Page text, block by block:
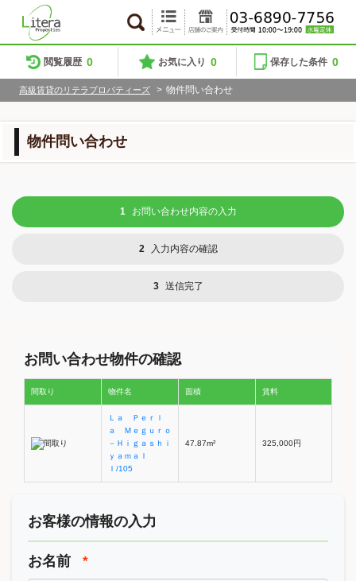
閲覧履歴 0 お気に入り 0 保存した条件 0
高級賃貸のリテラプロパティーズ > 物件問い合わせ
物件問い合わせ
1 お問い合わせ内容の入力
2 入力内容の確認
3 送信完了
お問い合わせ物件の確認
間取り 物件名 面積 賃料
Ｌａ Ｐｅｒｌ
ａ Ｍｅｇｕｒｏ
－Ｈｉｇａｓｈｉ
ｙａｍａＩ
Ｉ/105
47.87m² 325,000円
お客様の情報の入力
お名前 *